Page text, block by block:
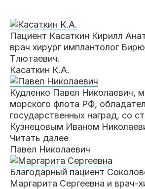
Пациент Касаткин Кирилл
врач хирург имплантолог
Тлютаевич.
Касаткин К.А.
Кудленко Павел Николаевич,
морского флота РФ,
государственных наград, со
Кузнецовым Иваном
Читать далее
Павел Николаевич
Благодарный пациент
Маргарита Сергеевна и врач-